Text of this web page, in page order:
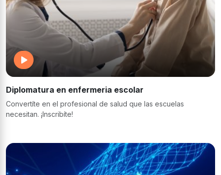
Diplomatura en enfermeria escolar
Convertíte en el profesional de salud que las escuelas
necesitan. ¡Inscribíte!